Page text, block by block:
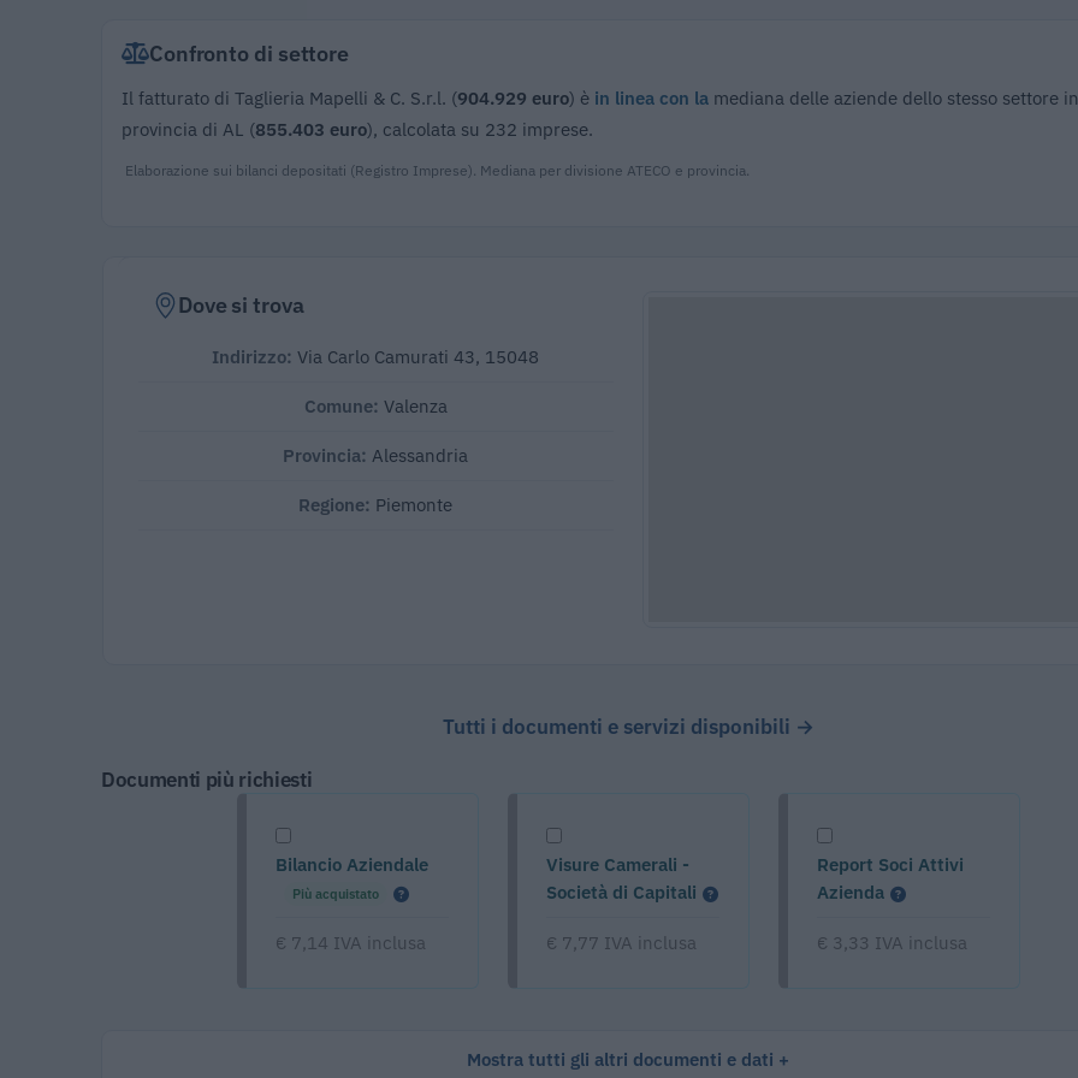
Confronto di settore
Il fatturato di Taglieria Mapelli & C. S.r.l. (904.929 euro) è in linea con la mediana delle aziende dello stesso settore in
provincia di AL (855.403 euro), calcolata su 232 imprese.
Elaborazione sui bilanci depositati (Registro Imprese). Mediana per divisione ATECO e provincia.
Dove si trova
Indirizzo: Via Carlo Camurati 43, 15048
Comune: Valenza
Provincia:Alessandria
Regione: Piemonte
Tutti i documenti e servizi disponibili →
Documenti più richiesti
Bilancio Aziendale
Più acquistato
€ 7,14 IVA inclusa
Visure Camerali -
Società di Capitali
€ 7,77 IVA inclusa
Report Soci Attivi
Azienda
€ 3,33 IVA inclusa
Mostra tutti gli altri documenti e dati